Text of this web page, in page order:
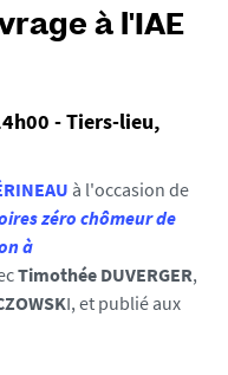
à l'IAE
- Tiers-lieu,
à l'occasion de
zéro chômeur de
à
Timothée DUVERGER,
I, et publié aux